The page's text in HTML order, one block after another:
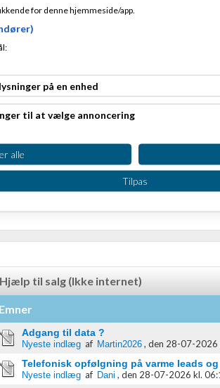
24. Mar
12320
Prisen for reklamen er svær
hvilken placering man får. At
det betyder at du kommer
timer.
Så hvis din tanke er at tage
1 ud af 1 (3 indlæg)
feed
Hjælp til salg (Ikke internet)
Emner
Adgang til data ?
Nyeste indlægaf Martin2026 , den 28-07-2026
Telefonisk opfølgning på varme leads
Nyeste indlægaf Dani , den 28-07-2026 kl.
for denne hjemmeside/app.
på en enhed
til at vælge annoncering
annoncering
annoncering
indhold
statistikker eller kombinationer af
alle
Tilpas